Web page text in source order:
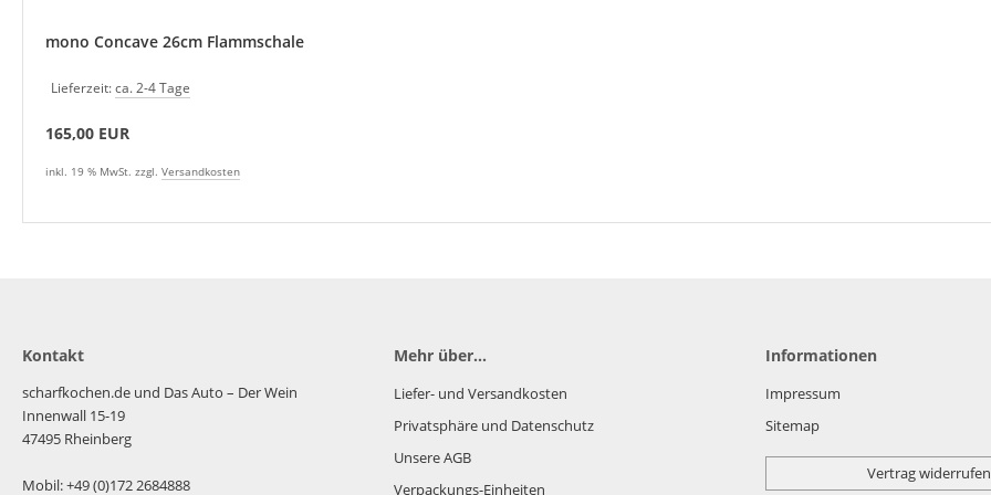
mono Concave 26cm Flammschale
Lieferzeit:ca. 2-4 Tage
165,00 EUR
inkl. 19 % MwSt. zzgl. Versandkosten
Kontakt
scharfkochen.de und Das Auto – Der Wein
Innenwall 15-19
47495 Rheinberg
Mobil: +49 (0)172 2684888
Mehr über...
Liefer- und Versandkosten
Privatsphäre und Datenschutz
Unsere AGB
Verpackungs-Einheiten
Informationen
Impressum
Sitemap
Vertrag widerrufen